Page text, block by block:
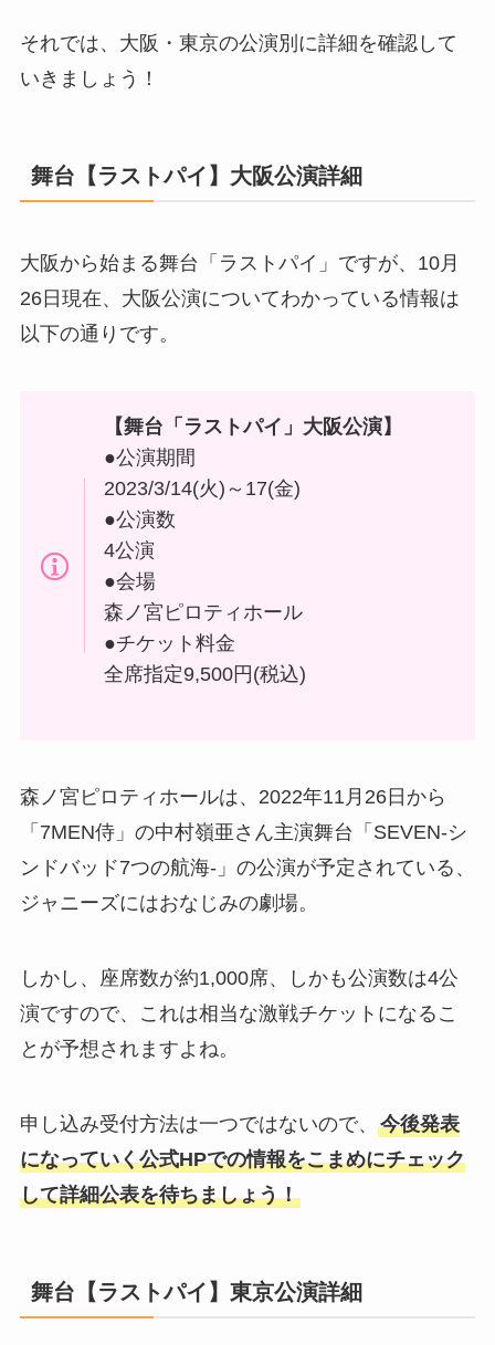
それでは、大阪・東京の公演別に詳細を確認して
いきましょう！
舞台【 ラストパイ 】大阪公演詳細
大阪から始まる舞台「ラストパイ」ですが、10月
26日現在、大阪公演についてわかっている情報は
以下の通りです。
【舞台「 ラストパイ 」大阪公演】
●公演期間
2023/3/14(火)～17(金)
●公演数
4公演
●会場
森ノ宮ピロティホール
●チケット料金
全席指定9,500円(税込)
森ノ宮ピロティホールは、2022年11月26日から
「7MEN侍」の中村嶺亜さん主演舞台「SEVEN-シ
ンドバッド7つの航海-」の公演が予定されている、
ジャニーズにはおなじみの劇場。
しかし、座席数が約1,000席、しかも公演数は4公
演ですので、これは相当な激戦チケットになるこ
とが予想されますよね。
申し込み受付方法は一つではないので、 今後発表
になっていく公式HPでの情報をこまめにチェック
して詳細公表を待ちましょう！
舞台【 ラストパイ 】東京公演詳細